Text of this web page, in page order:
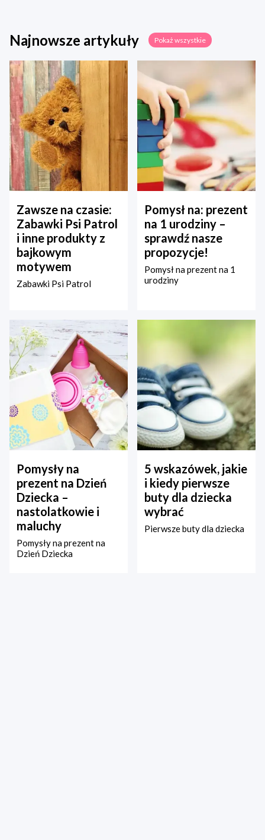
Najnowsze artykuły Pokaż wszystkie
Zawsze na czasie:
Zabawki Psi Patrol
i inne produkty z
bajkowym
motywem
Zabawki Psi Patrol
Pomysł na: prezent
na 1 urodziny –
sprawdź nasze
propozycje!
Pomysł na prezent na 1
urodziny
Pomysły na
prezent na Dzień
Dziecka –
nastolatkowie i
maluchy
Pomysły na prezent na
Dzień Dziecka
5 wskazówek, jakie
i kiedy pierwsze
buty dla dziecka
wybrać
Pierwsze buty dla dziecka